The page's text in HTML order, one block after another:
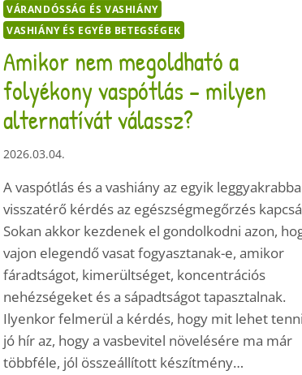
VÁRANDÓSSÁG ÉS VASHIÁNY
VASHIÁNY ÉS EGYÉB BETEGSÉGEK
Amikor nem megoldható a
folyékony vaspótlás – milyen
alternatívát válassz?
2026.03.04.
A vaspótlás és a vashiány az egyik
visszatérő kérdés az egészségmegőrzés
Sokan akkor kezdenek el gondolkodni azon,
vajon elegendő vasat fogyasztanak-e, amikor
fáradtságot, kimerültséget, koncentrációs
nehézségeket és a sápadtságot tapasztalnak.
Ilyenkor felmerül a kérdés, hogy mit lehet
jó hír az, hogy a vasbevitel növelésére ma már
többféle, jól összeállított készítmény…